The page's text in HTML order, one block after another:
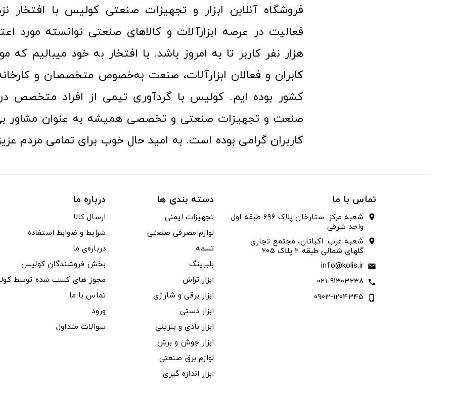
هزار نفر کاربر تا به امروز باشد. با افتخار به خود میبالیم که
کابران و فعالان ابزارآلات، صنعت به‌خصوص متخصصان و
کشور بوده ایم. کولیس با گردآوری تیمی از افراد متخصص در
صنعت و تجهیزات صنعتی و تخصصی همیشه به عنوان مشاور
کاربران گرامی بوده است. به امید حال خوب برای تمامی مردم
تماس با ما
location_on
شعبه مرکز: ستارخان پلاک ۶۹۶ طبقه اول
واحد شرقی
location_on
شعبه غرب: اکباتان، مجتمع تجاری
گلهای شمالی طبقه ۲ پلاک ۲۰۵
email
info@kolis.ir
call
021-91303238
phone_iphone
0903-1204345
دسته بندی ها
تجهیزات ایمنی
لوازم مصرفی صنعتی
تسمه
بلبرینگ
ابزار تراش
ابزار برقی و شارژی
ابزار دستی
ابزار بادی و بنزینی
ابزار جوش و برش
لوازم برق صنعتی
ابزار اندازه گیری
درباره ما
ارسال کالا
شرایط و ضوابط استفاده
درباره‌ی ما
بخش فروشندگان کولیس
مجوز های کسب شده توسط
تماس با ما
ورود
سوالات متداول